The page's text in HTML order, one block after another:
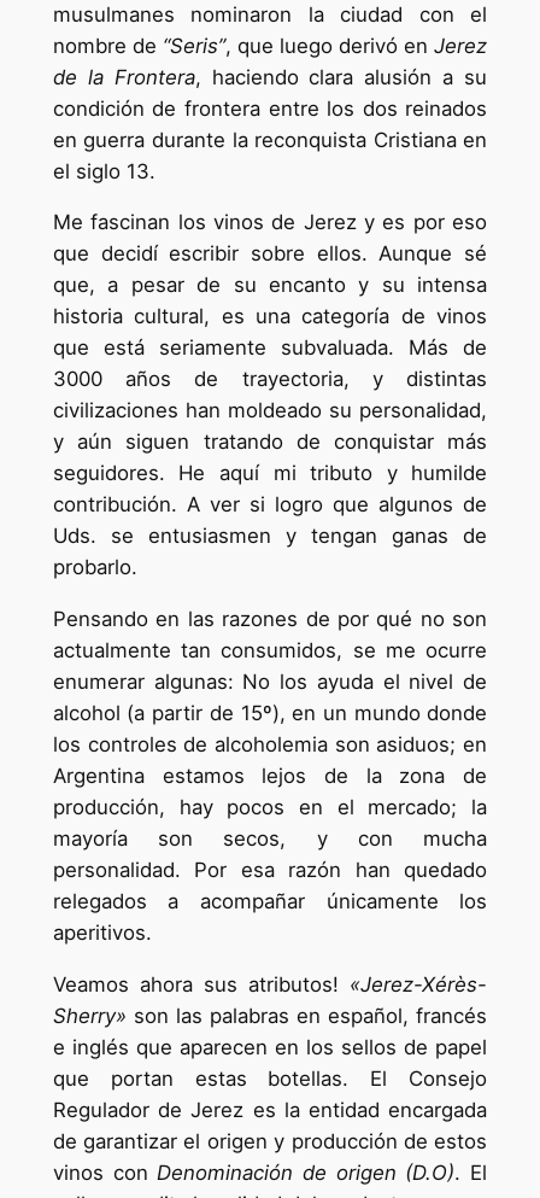
musulmanes nominaron la ciudad con el
nombre de “Seris”, que luego derivó enJerez
de la Frontera, haciendo clara alusión a su
condición de frontera entre los dos reinados
en guerra durante la reconquista Cristiana en
el siglo 13.
Me fascinan los vinos de Jerez y es por eso
que decidí escribir sobre ellos. Aunque sé
que, a pesar de su encanto y su intensa
historia cultural, es una categoría de vinos
que está seriamente subvaluada. Más de
3000 años de trayectoria, y distintas
civilizaciones han moldeado su personalidad,
y aún siguen tratando de conquistar más
seguidores. He aquí mi tributo y humilde
contribución. A ver si logro que algunos de
Uds. se entusiasmen y tengan ganas de
probarlo.
Pensando en las razones de por qué no son
actualmente tan consumidos, se me ocurre
enumerar algunas: No los ayuda el nivel de
alcohol (a partir de 15º), en un mundo donde
los controles de alcoholemia son asiduos; en
Argentina estamos lejos de la zona de
producción, hay pocos en el mercado; la
mayoría son secos, y con mucha
personalidad. Por esa razón han quedado
relegados a acompañar únicamente los
aperitivos.
Veamos ahora sus atributos! «Jerez-Xérès-
Sherry» son las palabras en español, francés
e inglés que aparecen en los sellos de papel
que portan estas botellas. El Consejo
Regulador de Jerez es la entidad encargada
de garantizar el origen y producción de estos
vinos con Denominación de origen (D.O). El